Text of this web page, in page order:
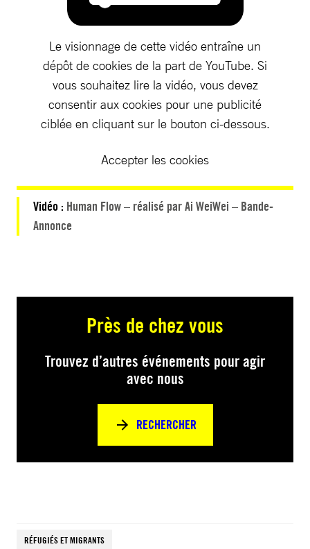
Le visionnage de cette vidéo entraîne un
dépôt de cookies de la part de YouTube. Si
vous souhaitez lire la vidéo, vous devez
consentir aux cookies pour une publicité
ciblée en cliquant sur le bouton ci-dessous.
Accepter les cookies
Vidéo : Human Flow – réalisé par Ai WeiWei – Bande-
Annonce
Près de chez vous
Trouvez d’autres événements pour agir
avec nous
RECHERCHER
RÉFUGIÉS ET MIGRANTS